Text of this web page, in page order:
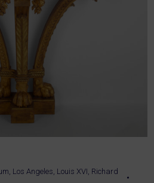
Los Angeles, Louis XVI, Richard